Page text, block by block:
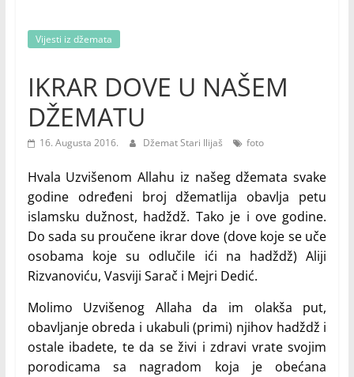
Vijesti iz džemata
IKRAR DOVE U NAŠEM
DŽEMATU
16. Augusta 2016. Džemat Stari Ilijaš foto
Hvala Uzvišenom Allahu iz našeg džemata svake
godine određeni broj džematlija obavlja petu
islamsku dužnost, hadždž. Tako je i ove godine.
Do sada su proučene ikrar dove (dove koje se uče
osobama koje su odlučile ići na hadždž) Aliji
Rizvanoviću, Vasviji Sarač i Mejri Dedić.
Molimo Uzvišenog Allaha da im olakša put,
obavljanje obreda i ukabuli (primi) njihov hadždž i
ostale ibadete, te da se živi i zdravi vrate svojim
porodicama sa nagradom koja je obećana